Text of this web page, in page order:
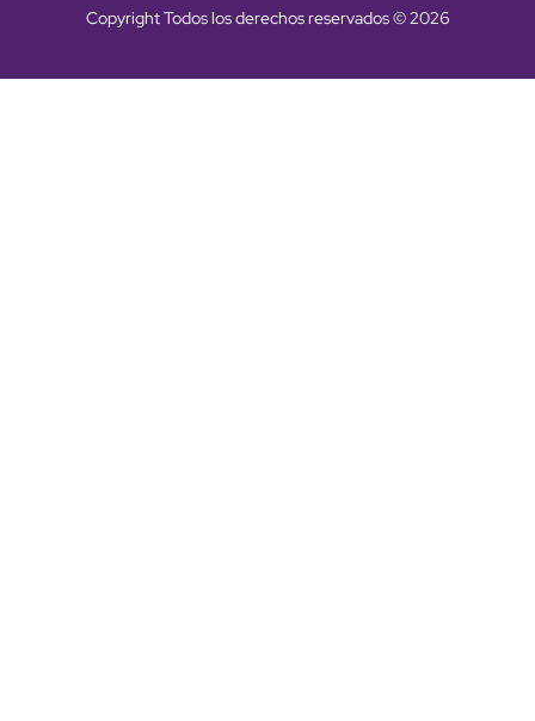
Copyright Todos los derechos reservados © 2026